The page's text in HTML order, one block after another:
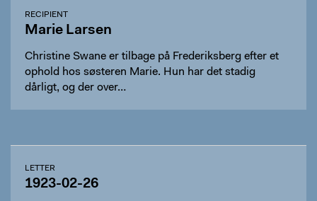
RECIPIENT
Marie Larsen
Christine Swane er tilbage på Frederiksberg efter et
ophold hos søsteren Marie. Hun har det stadig
dårligt, og der over…
LETTER
1923-02-26